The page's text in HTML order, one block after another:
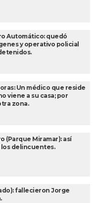
Automático: quedó
y operativo policial
Un médico que reside
viene a su casa; por
zona.
(Parque Miramar): así
delincuentes.
fallecieron Jorge